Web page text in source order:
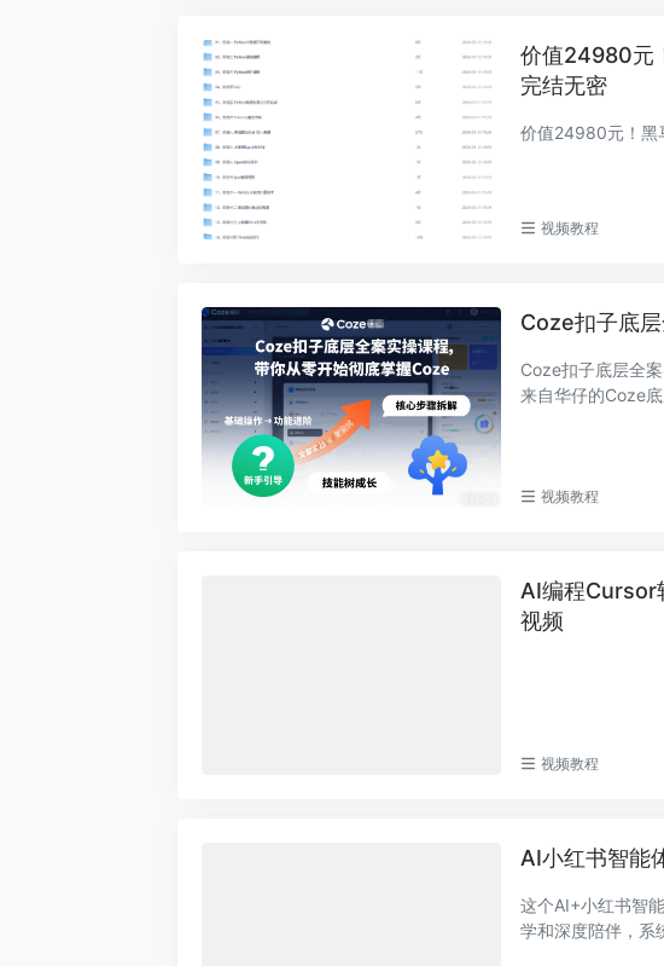
价值24980元
完结无密
价值24980元！黑
视频教程
Coze扣子底
Coze扣子底层全案实
来自华仔的Coze
视频教程
AI编程Cursor
视频
视频教程
AI小红书智能
这个AI+小红书智
学和深度陪伴，系